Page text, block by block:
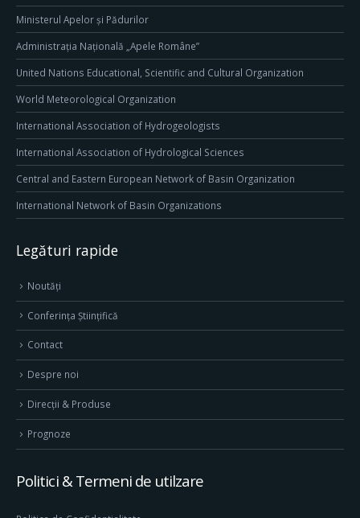
Ministerul Apelor și Pădurilor
Administrația Națională „Apele Române”
United Nations Educational, Scientific and Cultural Organization
World Meteorological Organization
International Association of Hydrogeologists
International Association of Hydrological Sciences
Central and Eastern European Network of Basin Organization
International Network of Basin Organizations
Legături rapide
Noutăți
Conferința Științifică
Contact
Despre noi
Direcţii & Produse
Prognoze
Politici & Termeni de utilzare